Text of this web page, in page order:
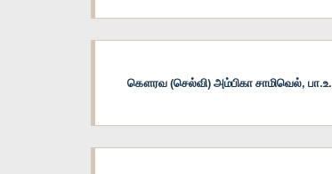
கௌரவ (செல்வி) அம்பிகா சாமிவெல், பா.உ.